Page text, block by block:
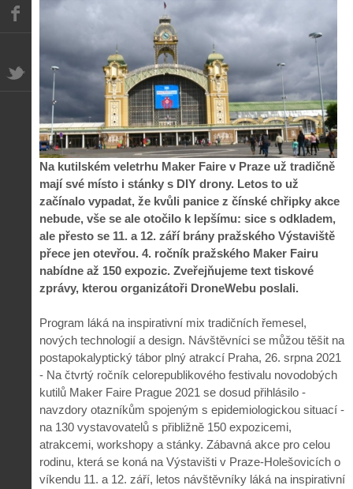
Na kutilském veletrhu Maker Faire v Praze už tradičně
mají své místo i stánky s DIY drony. Letos to už
začínalo vypadat, že kvůli panice z čínské chřipky akce
nebude, vše se ale otočilo k lepšímu: sice s odkladem,
ale přesto se 11. a 12. září brány pražského Výstaviště
přece jen otevřou. 4. ročník pražského Maker Fairu
nabídne až 150 expozic. Zveřejňujeme text tiskové
zprávy, kterou organizátoři DroneWebu poslali.
Program láká na inspirativní mix tradičních řemesel,
nových technologií a design. Návštěvníci se můžou těšit na
postapokalyptický tábor plný atrakcí Praha, 26. srpna 2021
- Na čtvrtý ročník celorepublikového festivalu novodobých
kutilů Maker Faire Prague 2021 se dosud přihlásilo -
navzdory otazníkům spojeným s epidemiologickou situací -
na 130 vystavovatelů s přibližně 150 expozicemi,
atrakcemi, workshopy a stánky. Zábavná akce pro celou
rodinu, která se koná na Výstavišti v Praze-Holešovicích o
víkendu 11. a 12. září, letos návštěvníky láká na inspirativní